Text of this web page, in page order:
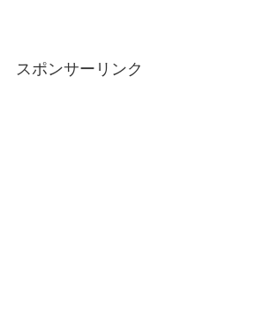
スポンサーリンク